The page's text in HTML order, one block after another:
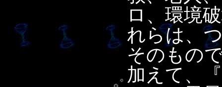
ロ、環境
れらは、
そのもの
加えて、